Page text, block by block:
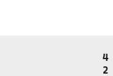
4
2